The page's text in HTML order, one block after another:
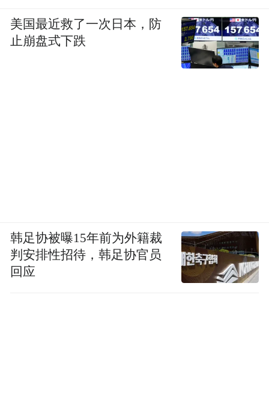
美国最近救了一次日本，防
止崩盘式下跌
韩足协被曝15年前为外籍裁
判安排性招待，韩足协官员
回应